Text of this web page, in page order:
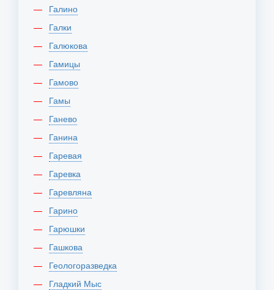
Галино
Галки
Галюкова
Гамицы
Гамово
Гамы
Ганево
Ганина
Гаревая
Гаревка
Гаревляна
Гарино
Гарюшки
Гашкова
Геологоразведка
Гладкий Мыс